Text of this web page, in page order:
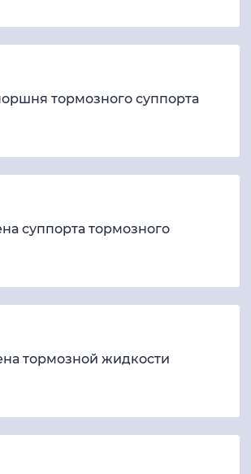
тормозного суппорта
суппорта тормозного
тормозной жидкости